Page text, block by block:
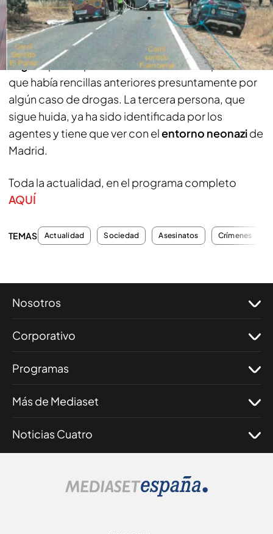
La principal hipótesis de la Policía es que la base
de esa reunión pudo ser un fraude de un
seguropor la quema de un coche. Pero piensan
que había rencillas anteriores presuntamente por
algún caso de drogas. La tercera persona, que
sigue huida, ya ha sido identificada por los
agentes y tiene que ver con elentorno neonazide
Madrid.
Toda la actualidad, en el programa completo
AQUÍ
TEMAS Actualidad Sociedad Asesinatos Crímenes
Nosotros
Corporativo
Programas
Más de Mediaset
Noticias Cuatro